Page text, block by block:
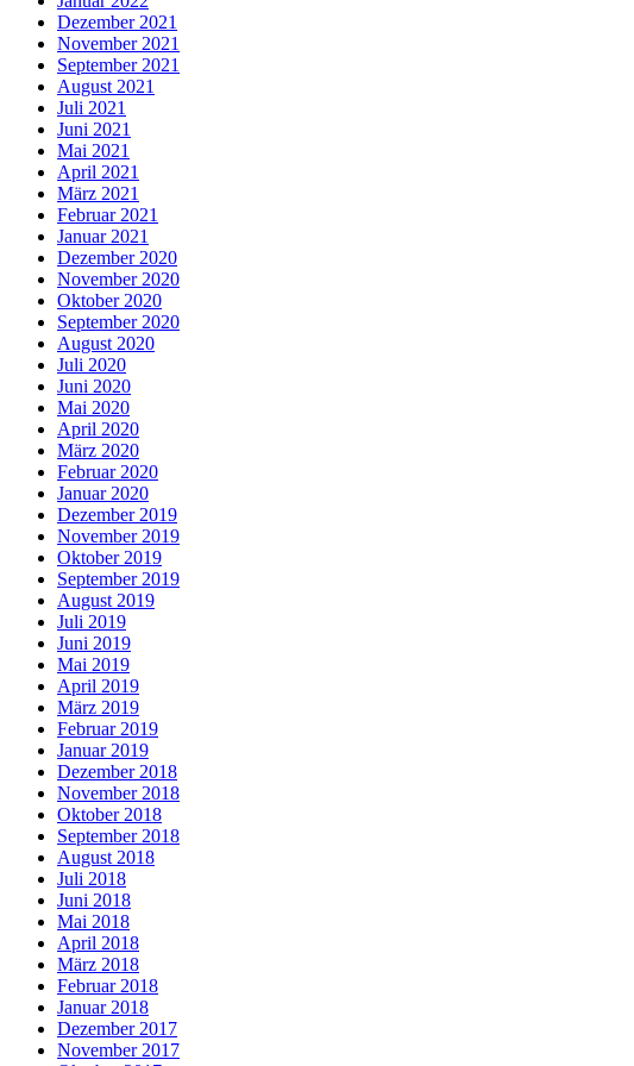
Dezember 2021
November 2021
September 2021
August 2021
Juli 2021
Juni 2021
Mai 2021
April 2021
März 2021
Februar 2021
Januar 2021
Dezember 2020
November 2020
Oktober 2020
September 2020
August 2020
Juli 2020
Juni 2020
Mai 2020
April 2020
März 2020
Februar 2020
Januar 2020
Dezember 2019
November 2019
Oktober 2019
September 2019
August 2019
Juli 2019
Juni 2019
Mai 2019
April 2019
März 2019
Februar 2019
Januar 2019
Dezember 2018
November 2018
Oktober 2018
September 2018
August 2018
Juli 2018
Juni 2018
Mai 2018
April 2018
März 2018
Februar 2018
Januar 2018
Dezember 2017
November 2017